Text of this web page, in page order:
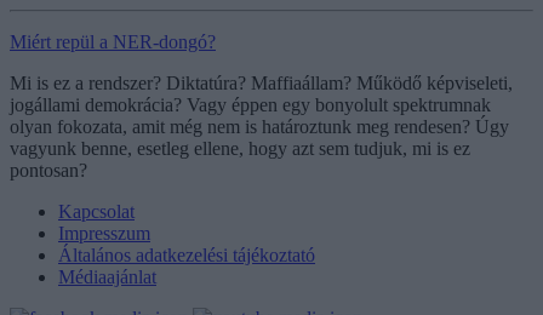
Miért repül a NER-dongó?
Mi is ez a rendszer? Diktatúra? Maffiaállam? Működő képviseleti,
jogállami demokrácia? Vagy éppen egy bonyolult spektrumnak
olyan fokozata, amit még nem is határoztunk meg rendesen? Úgy
vagyunk benne, esetleg ellene, hogy azt sem tudjuk, mi is ez
pontosan?
Kapcsolat
Impresszum
Általános adatkezelési tájékoztató
Médiaajánlat